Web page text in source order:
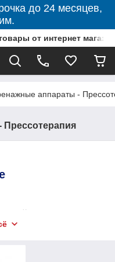
до 24 месяцев,
от интернет
аппараты -
сжатым до